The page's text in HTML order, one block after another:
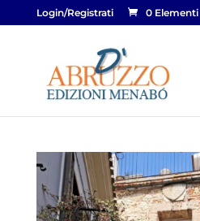
Login/Registrati 0 Elementi